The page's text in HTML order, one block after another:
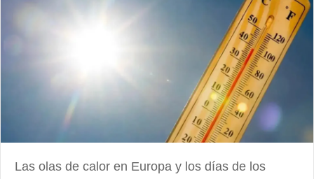
Las olas de calor en Europa y los días de los